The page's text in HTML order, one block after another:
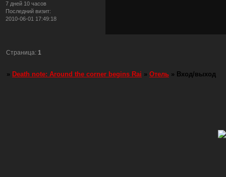
7 дней 10 часов
Последний визит:
2010-06-01 17:49:18
Страница:1
» Death note: Around the corner begins Rai » Отель » Вход/выход